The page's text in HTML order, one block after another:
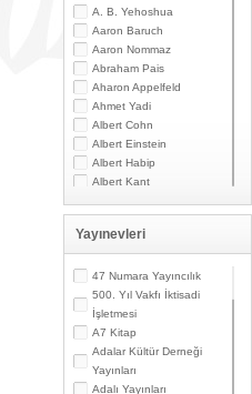
A. B. Yehoshua
Aaron Baruch
Aaron Nommaz
Abraham Pais
Aharon Appelfeld
Ahmet Yadi
Albert Cohn
Albert Einstein
Albert Habip
Albert Kant
Albert Özsarfati
Alberto Modiano
Alessandro Marzo
Magno
Alexandre Toumarkine
Ali Güler
Alpaslan Pata
Alpay Kabacalı
Alper K. Ateş
Altan Öymen
Yayınevleri
47 Numara Yayıncılık
500. Yıl Vakfı İktisadi
İşletmesi
A7 Kitap
Adalar Kültür Derneği
Yayınları
Adalı Yayınları